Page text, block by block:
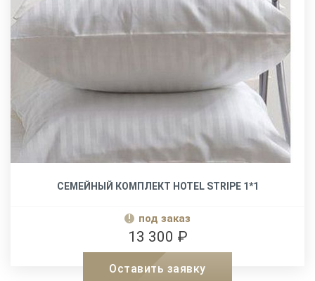
СЕМЕЙНЫЙ КОМПЛЕКТ HOTEL STRIPE 1*1
под заказ
13 300 ₽
Оставить заявку